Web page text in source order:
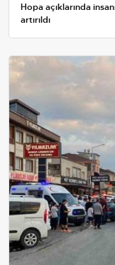
Hopa açıklarında
artırıldı